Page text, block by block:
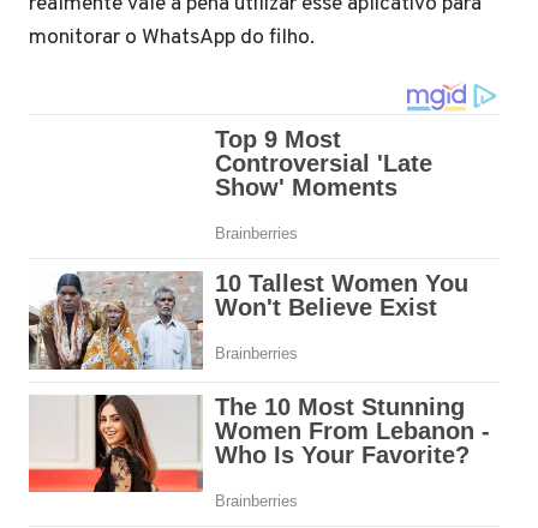
monitorar o WhatsApp do filho.